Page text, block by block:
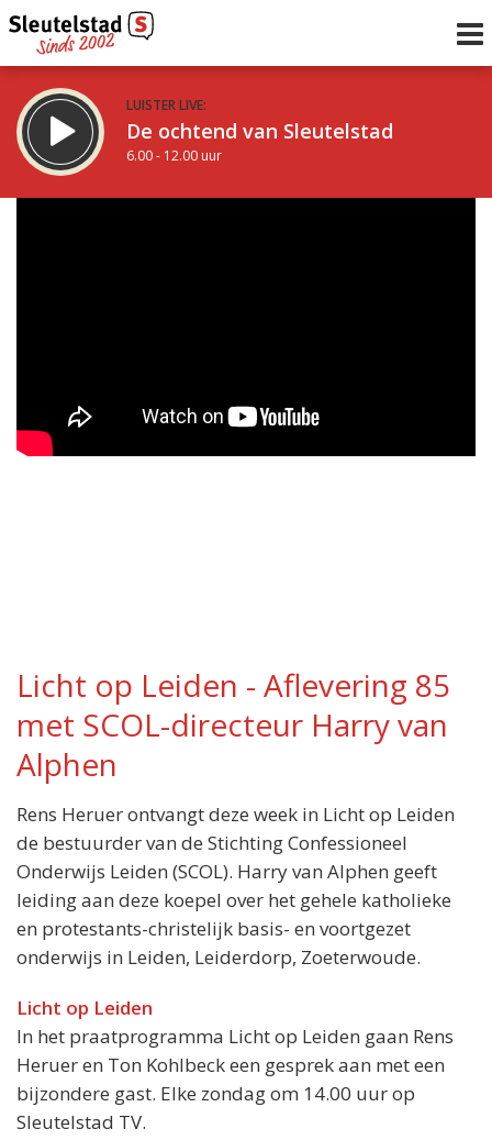
LUISTER LIVE:
De ochtend van Sleutelstad
6.00 - 12.00 uur
Licht op Leiden - Aflevering 85
met SCOL-directeur Harry van
Alphen
Rens Heruer ontvangt deze week in Licht op Leiden
de bestuurder van de Stichting Confessioneel
Onderwijs Leiden (SCOL). Harry van Alphen geeft
leiding aan deze koepel over het gehele katholieke
en protestants-christelijk basis- en voortgezet
onderwijs in Leiden, Leiderdorp, Zoeterwoude.
Licht op Leiden
In het praatprogramma Licht op Leiden gaan Rens
Heruer en Ton Kohlbeck een gesprek aan met een
bijzondere gast. Elke zondag om 14.00 uur op
Sleutelstad TV.